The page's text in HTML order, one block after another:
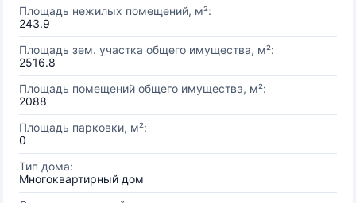
Площадь нежилых помещений, м²:
243.9
Площадь зем. участка общего имущества, м²:
2516.8
Площадь помещений общего имущества, м²:
2088
Площадь парковки, м²:
0
Тип дома:
Многоквартирный дом